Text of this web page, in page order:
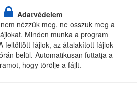
Adatvédelem
nézzük meg, ne osszuk meg a
Minden munka a program
feltöltött fájlok, az átalakított fájlok
belül. Automatikusan futtatja a
hogy törölje a fájlt.